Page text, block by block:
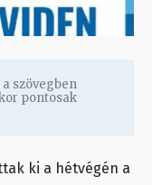
a szövegben
pontosak
ki a hétvégén a